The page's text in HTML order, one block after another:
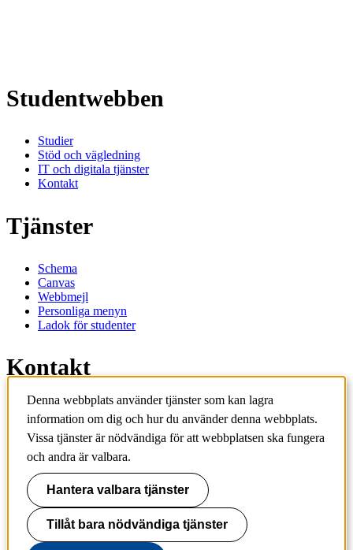
Studentwebben
Studier
Stöd och vägledning
IT och digitala tjänster
Kontakt
Tjänster
Schema
Canvas
Webbmejl
Personliga menyn
Ladok för studenter
Kontakt
Kontakta utbildningsprogram
Kontakta kurs
IT-support
KTH Entré
KTH
100 44 Stockholm
+46 8 790 60 00
info@kth.se
Denna webbplats använder tjänster som kan lagra
information om dig och hur du använder denna webbplats.
Vissa tjänster är nödvändiga för att webbplatsen ska fungera
och andra är valbara.
Hantera valbara tjänster
Tillåt bara nödvändiga tjänster